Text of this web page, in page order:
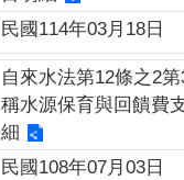
民國114年03月18日
自來水法第12條之2
稱水源保育與回饋費
細
民國108年07月03日